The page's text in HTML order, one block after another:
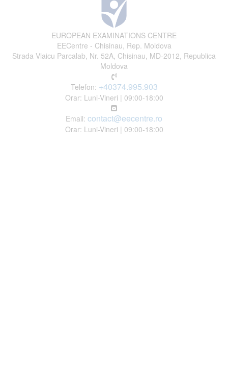
EUROPEAN EXAMINATIONS CENTRE
EECentre - Chisinau, Rep. Moldova
Strada Vlaicu Parcalab, Nr. 52A, Chisinau, MD-2012, Republica
Moldova
Telefon: +40374.995.903
Orar: Luni-Vineri | 09:00-18:00
Email: contact@eecentre.ro
Orar: Luni-Vineri | 09:00-18:00